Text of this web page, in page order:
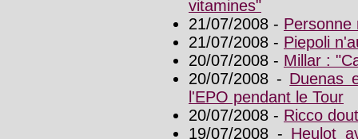
vitamines"
21/07/2008 - Personne
21/07/2008 - Piepoli
20/07/2008 - Millar :
20/07/2008 - Duenas
l'EPO pendant le Tour
20/07/2008 - Ricco
19/07/2008 - Heulot